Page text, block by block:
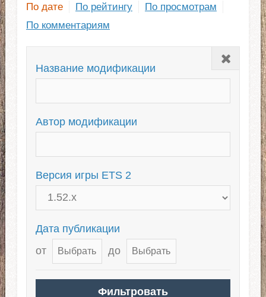
По дате По рейтингу
По просмотрам
По комментариям
Закрыть
Название модификации
Автор модификации
Версия игры ETS 2
Дата публикации
от
до